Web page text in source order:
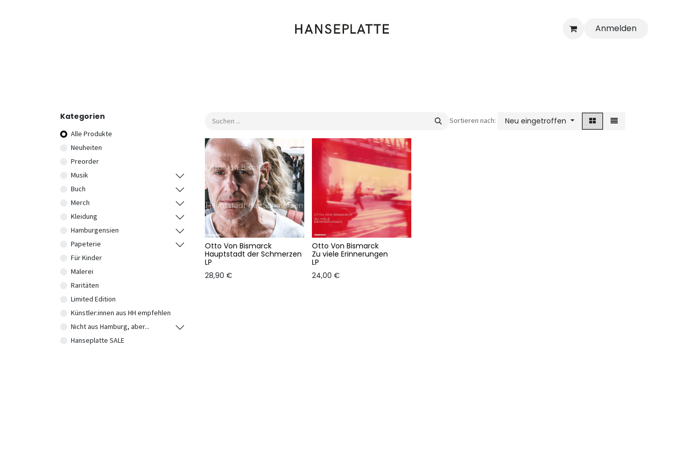
Anmelden
Kategorien
Alle Produkte
Neuheiten
Preorder
Musik
Buch
Merch
Kleidung
Hamburgensien
Papeterie
Für Kinder
Malerei
Raritäten
Limited Edition
Künstler:innen aus HH empfehlen
Nicht aus Hamburg, aber...
Hanseplatte SALE
Sortieren nach: Neu eingetroffen
Otto Von Bismarck
Hauptstadt der Schmerzen
LP
28,90 €
Otto Von Bismarck
Zu viele Erinnerungen
LP
24,00 €